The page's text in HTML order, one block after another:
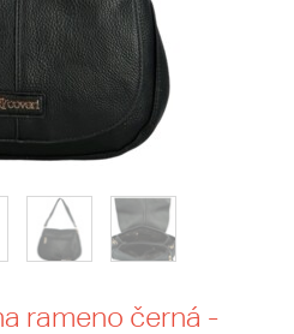
rameno černá -